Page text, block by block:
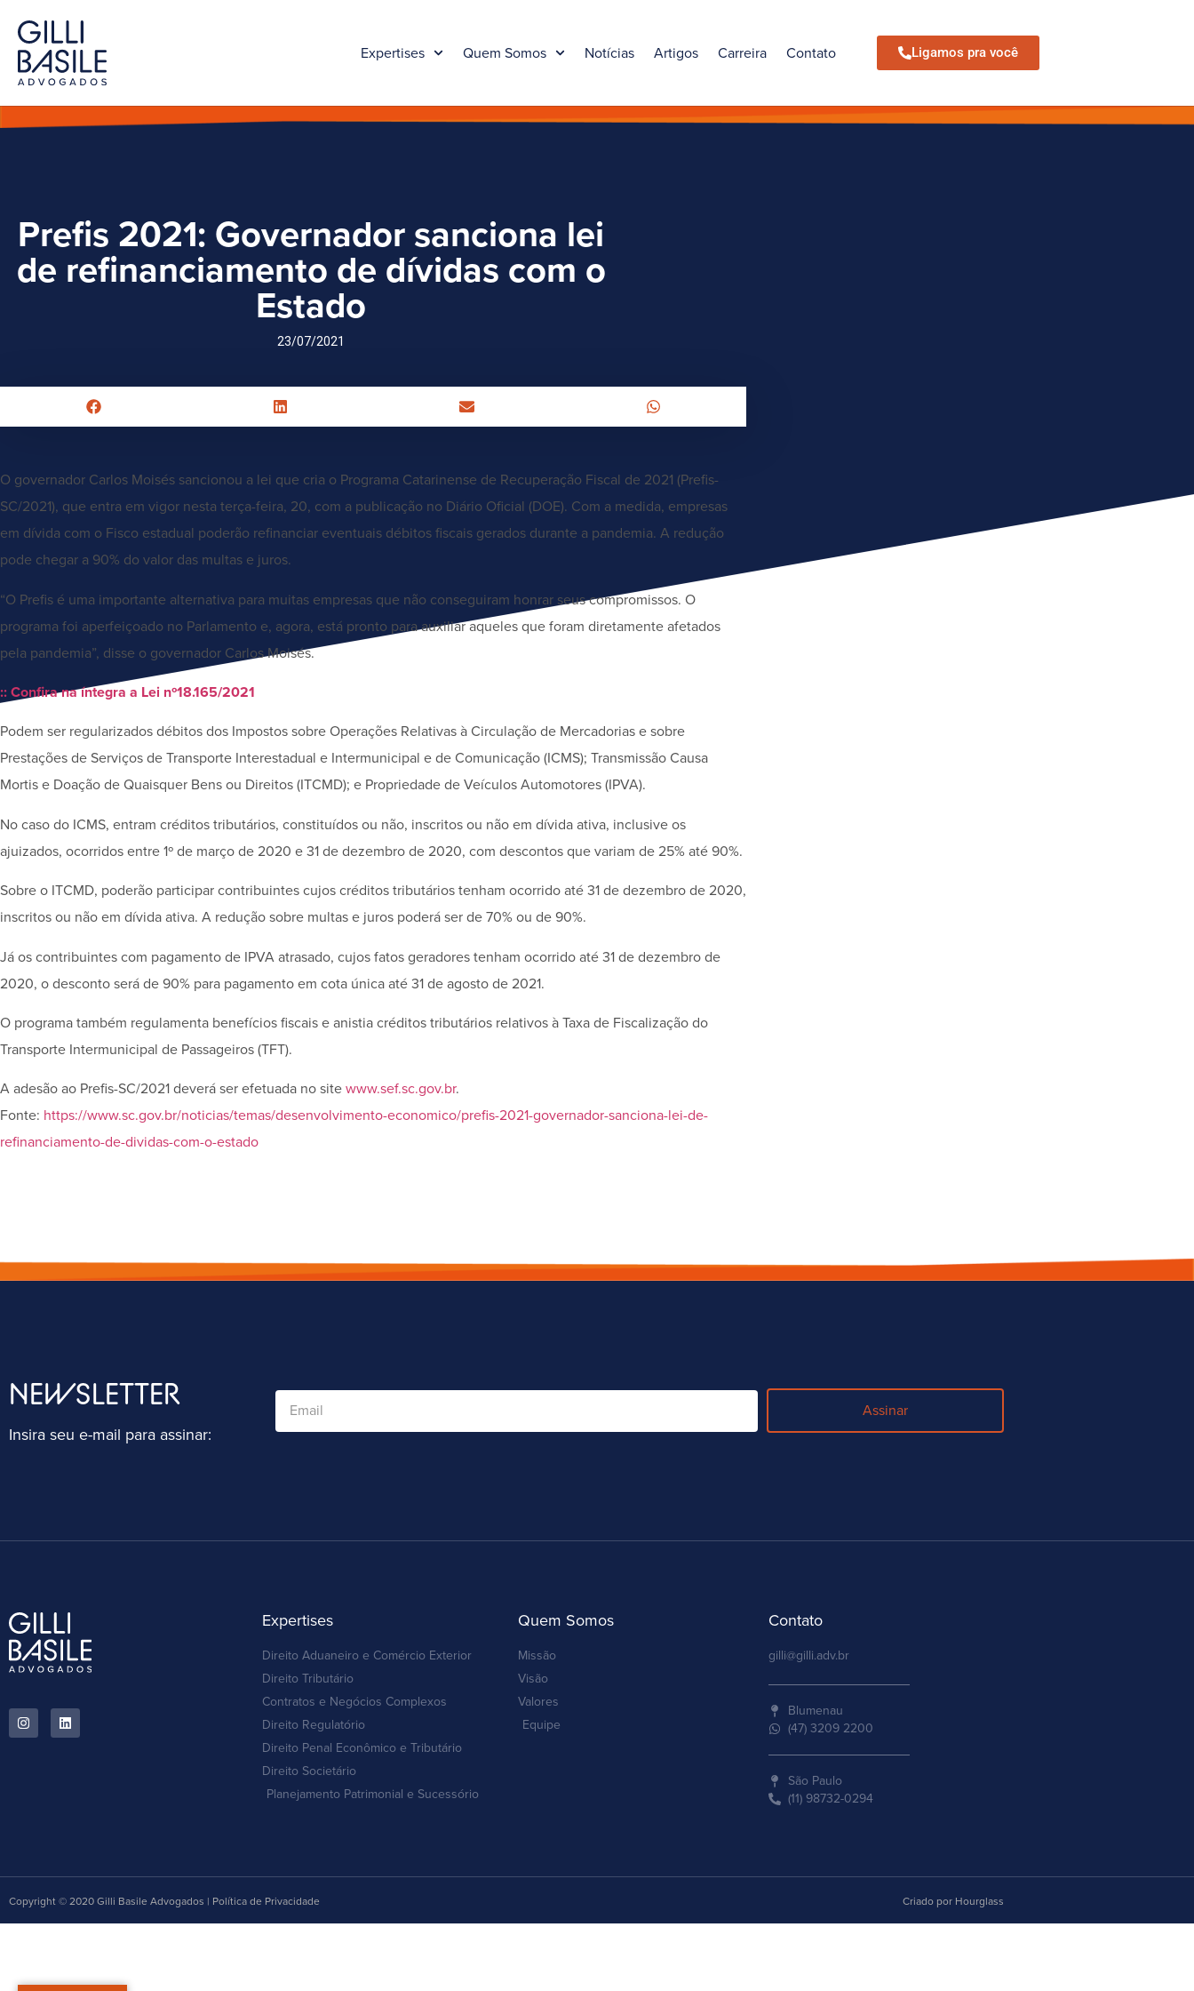
Expertises Quem Somos Notícias Artigos Carreira Contato Ligamos pra você
Prefis 2021: Governador sanciona lei
de refinanciamento de dívidas com o
Estado
23/07/2021
O governador Carlos Moisés sancionou a lei que cria o Programa Catarinense de Recuperação Fiscal de 2021 (Prefis-
SC/2021), que entra em vigor nesta terça-feira, 20, com a publicação no Diário Oficial (DOE). Com a medida, empresas
em dívida com o Fisco estadual poderão refinanciar eventuais débitos fiscais gerados durante a pandemia. A redução
pode chegar a 90% do valor das multas e juros.
“O Prefis é uma importante alternativa para muitas empresas que não conseguiram honrar seus compromissos. O
programa foi aperfeiçoado no Parlamento e, agora, está pronto para auxiliar aqueles que foram diretamente afetados
pela pandemia”, disse o governador Carlos Moisés.
:: Confira na íntegra a Lei nº18.165/2021
Podem ser regularizados débitos dos Impostos sobre Operações Relativas à Circulação de Mercadorias e sobre
Prestações de Serviços de Transporte Interestadual e Intermunicipal e de Comunicação (ICMS); Transmissão Causa
Mortis e Doação de Quaisquer Bens ou Direitos (ITCMD); e Propriedade de Veículos Automotores (IPVA).
No caso do ICMS, entram créditos tributários, constituídos ou não, inscritos ou não em dívida ativa, inclusive os
ajuizados, ocorridos entre 1º de março de 2020 e 31 de dezembro de 2020, com descontos que variam de 25% até 90%.
Sobre o ITCMD, poderão participar contribuintes cujos créditos tributários tenham ocorrido até 31 de dezembro de 2020,
inscritos ou não em dívida ativa. A redução sobre multas e juros poderá ser de 70% ou de 90%.
Já os contribuintes com pagamento de IPVA atrasado, cujos fatos geradores tenham ocorrido até 31 de dezembro de
2020, o desconto será de 90% para pagamento em cota única até 31 de agosto de 2021.
O programa também regulamenta benefícios fiscais e anistia créditos tributários relativos à Taxa de Fiscalização do
Transporte Intermunicipal de Passageiros (TFT).
A adesão ao Prefis-SC/2021 deverá ser efetuada no site www.sef.sc.gov.br.
Fonte: https://www.sc.gov.br/noticias/temas/desenvolvimento-economico/prefis-2021-governador-sanciona-lei-de-
refinanciamento-de-dividas-com-o-estado
NEWSLETTER
Insira seu e-mail para assinar:
Assinar
Expertises
Direito Aduaneiro e Comércio Exterior
Direito Tributário
Contratos e Negócios Complexos
Direito Regulatório
Direito Penal Econômico e Tributário
Direito Societário
Planejamento Patrimonial e Sucessório
Quem Somos
Missão
Visão
Valores
Equipe
Contato
gilli@gilli.adv.br
Blumenau
(47) 3209 2200
São Paulo
(11) 98732-0294
Copyright © 2020 Gilli Basile Advogados | Política de Privacidade Criado por Hourglass